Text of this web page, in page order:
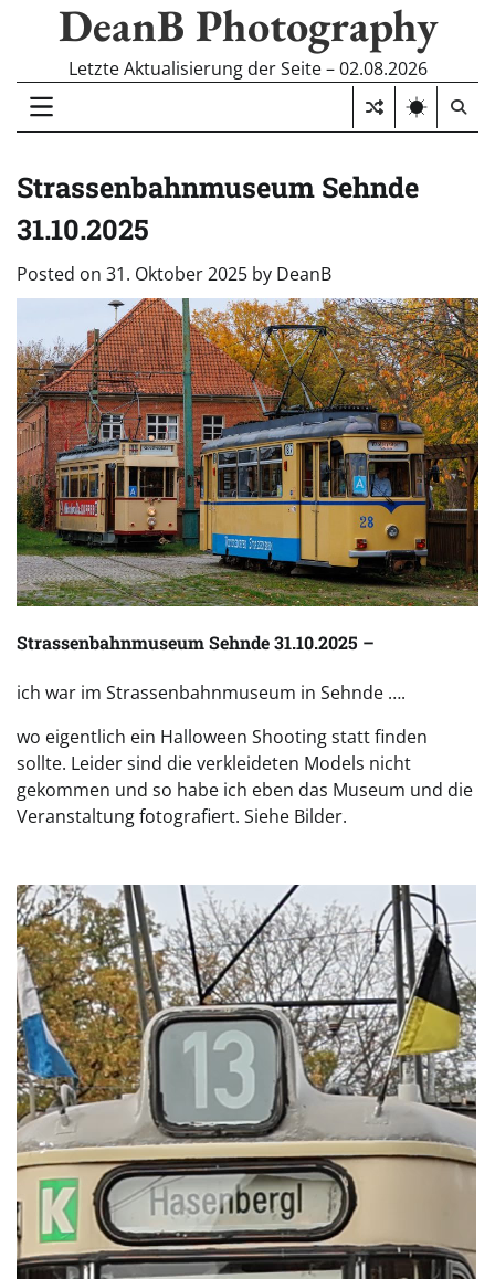
DeanB Photography
Letzte Aktualisierung der Seite – 02.08.2026
Strassenbahnmuseum Sehnde
31.10.2025
Posted on 31. Oktober 2025 by DeanB
Strassenbahnmuseum Sehnde 31.10.2025 –
ich war im Strassenbahnmuseum in Sehnde ….
wo eigentlich ein Halloween Shooting statt finden
sollte. Leider sind die verkleideten Models nicht
gekommen und so habe ich eben das Museum und die
Veranstaltung fotografiert. Siehe Bilder.